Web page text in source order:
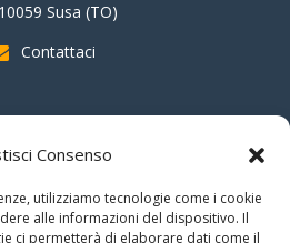
Consenso
utilizziamo tecnologie come i cookie
alle informazioni del dispositivo. Il
ci permetterà di elaborare dati come il
10059 Susa (TO)
Contattaci
AAS
nella dichiarazione dei redditi e
del"cinque per mille".